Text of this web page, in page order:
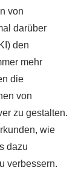
von
darüber
den
mehr
die
von
zu gestalten.
wie
dazu
verbessern.